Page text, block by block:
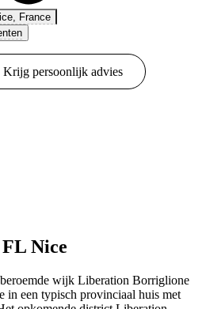
France
Krijg persoonlijk advies
Nice
wijk Liberation Borriglione
in een typisch provinciaal huis met